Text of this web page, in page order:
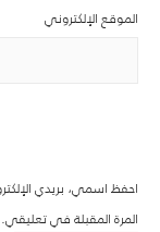
الموقع الإلكتروني
احفظ اسمي، بريدي
المرة المقبلة في تعليقي.